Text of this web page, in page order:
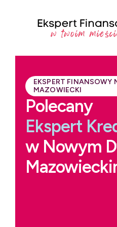
EKSPERT FINANSOWY
MAZOWIECKI
Polecany
Ekspert
w Nowym